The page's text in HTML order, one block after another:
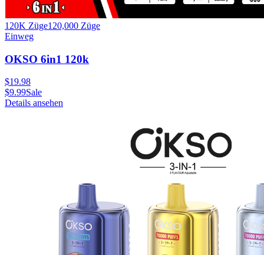
120K Züge120,000 Züge
Einweg
OKSO 6in1 120k
$19.98
$9.99Sale
Details ansehen